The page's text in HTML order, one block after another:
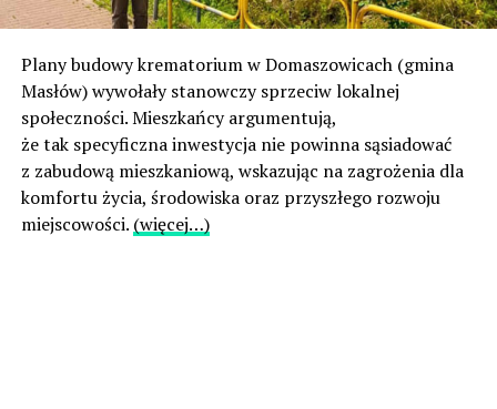
Plany budowy krematorium w Domaszowicach (gmina
Masłów) wywołały stanowczy sprzeciw lokalnej
społeczności. Mieszkańcy argumentują,
że tak specyficzna inwestycja nie powinna sąsiadować
z zabudową mieszkaniową, wskazując na zagrożenia dla
komfortu życia, środowiska oraz przyszłego rozwoju
miejscowości. (więcej…)